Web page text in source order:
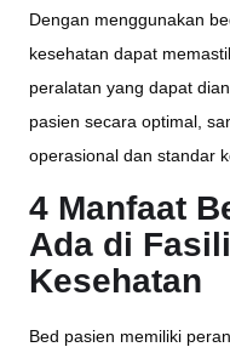
Dengan menggunakan
kesehatan dapat
peralatan yang dapat
pasien secara optimal,
operasional dan standar
4 Manfaat
Ada di
Kesehatan
Bed pasien memiliki